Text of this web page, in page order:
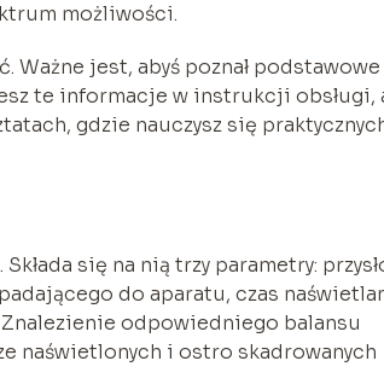
możliwości.
Ważne jest, abyś poznał podstawowe
te informacje w instrukcji obsługi,
gdzie nauczysz się
się na nią trzy parametry:
do aparatu, czas
Znalezienie odpowiedniego balansu
naświetlonych i ostro skadrowanych